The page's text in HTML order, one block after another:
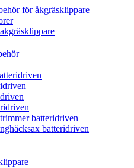
för åkgräsklippare
batteridriven
batteridriven